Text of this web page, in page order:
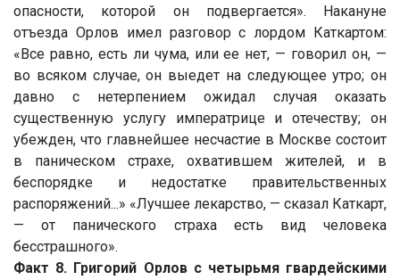
опасности, которой он подвергается». Накануне
отъезда Орлов имел разговор с лордом Каткартом:
«Все равно, есть ли чума, или ее нет, — говорил он, —
во всяком случае, он выедет на следующее утро; он
давно с нетерпением ожидал случая оказать
существенную услугу императрице и отечеству; он
убежден, что главнейшее несчастие в Москве состоит
в паническом страхе, охватившем жителей, и в
беспорядке и недостатке правительственных
распоряжений...» «Лучшее лекарство, — сказал Каткарт,
— от панического страха есть вид человека
бесстрашного».
Факт 8. Григорий Орлов с четырьмя гвардейскими